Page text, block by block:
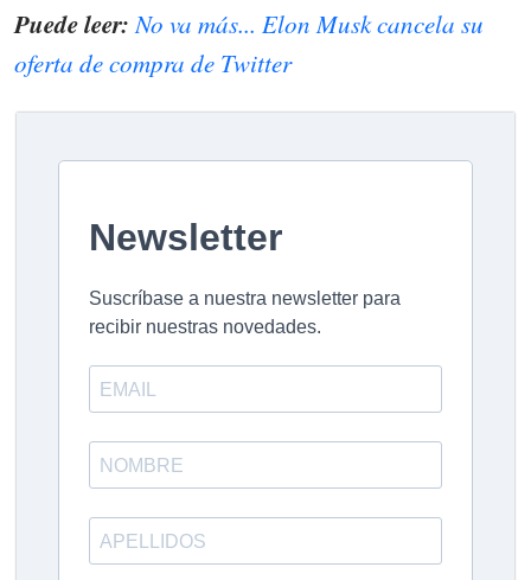
Puede leer:No va más... Elon Musk cancela su
oferta de compra de Twitter